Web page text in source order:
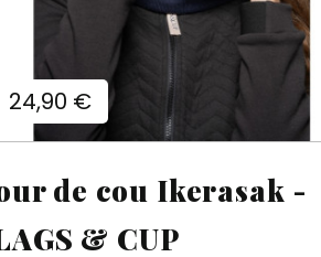
Prix
24,90 €
de cou Ikerasak -
& CUP